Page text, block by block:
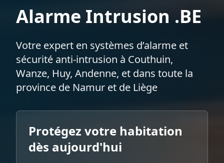
Alarme Intrusion .BE
Votre expert en systèmes d’alarme et
sécurité anti-intrusion à Couthuin,
Wanze, Huy, Andenne, et dans toute la
province de Namur et de Liège
Protégez votre habitation
dès aujourd'hui